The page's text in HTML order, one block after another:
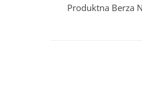
Produktna Berza